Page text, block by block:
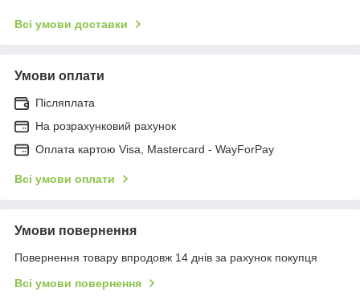
Всі умови доставки
Умови оплати
Післяплата
На розрахунковий рахунок
Оплата картою Visa, Mastercard - WayForPay
Всі умови оплати
Умови повернення
Повернення товару впродовж 14 днів за рахунок покупця
Всі умови повернення